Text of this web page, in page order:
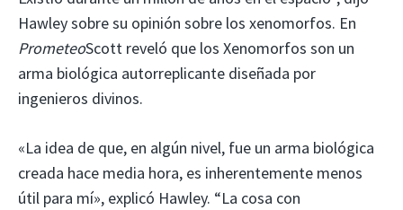
Hawley sobre su opinión sobre los xenomorfos. En
PrometeoScott reveló que los Xenomorfos son un
arma biológica autorreplicante diseñada por
ingenieros divinos.
«La idea de que, en algún nivel, fue un arma biológica
creada hace media hora, es inherentemente menos
útil para mí», explicó Hawley. “La cosa con